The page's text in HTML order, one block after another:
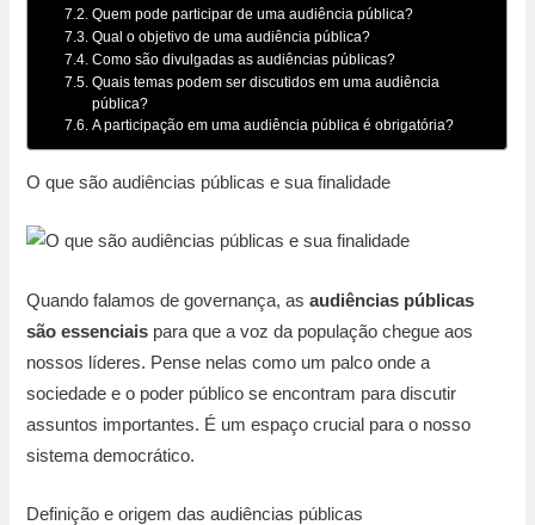
Quem pode participar de uma audiência pública?
Qual o objetivo de uma audiência pública?
Como são divulgadas as audiências públicas?
Quais temas podem ser discutidos em uma audiência
pública?
A participação em uma audiência pública é obrigatória?
O que são audiências públicas e sua finalidade
Quando falamos de governança, asaudiências públicas
são essenciais para que a voz da população chegue aos
nossos líderes. Pense nelas como um palco onde a
sociedade e o poder público se encontram para discutir
assuntos importantes. É um espaço crucial para o nosso
sistema democrático.
Definição e origem das audiências públicas